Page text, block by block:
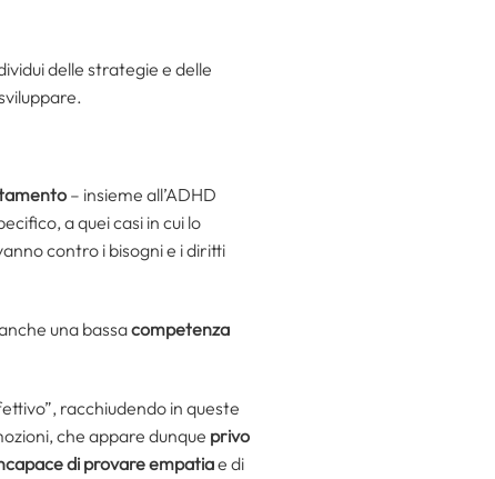
delle strategie e delle
– insieme all’ADHD
a quei casi in cui lo
contro i bisogni e i diritti
una bassacompetenza
racchiudendo in queste
che appare dunque privo
di provare empatiae di